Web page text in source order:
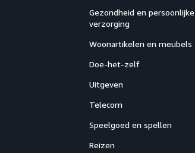
Gezondheid en persoonlijke
verzorging
Woonartikelen en meubels
Doe-het-zelf
Uitgeven
Telecom
Speelgoed en spellen
Reizen